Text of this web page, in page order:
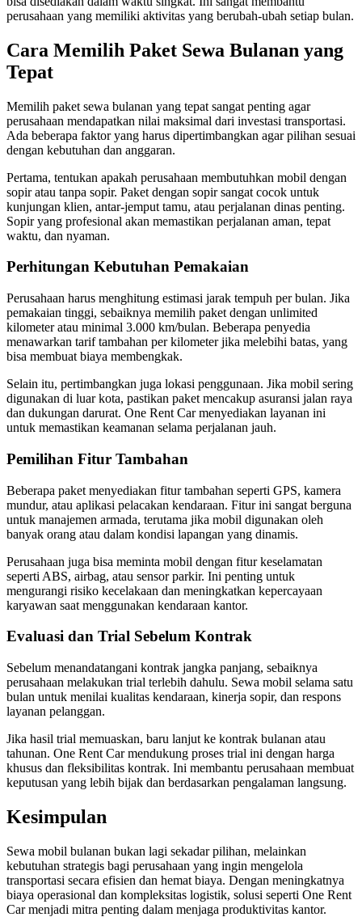
perusahaan yang memiliki aktivitas yang berubah-ubah setiap bulan.
Cara Memilih Paket Sewa Bulanan yang
Tepat
Memilih paket sewa bulanan yang tepat sangat penting agar
perusahaan mendapatkan nilai maksimal dari investasi transportasi.
Ada beberapa faktor yang harus dipertimbangkan agar pilihan sesuai
dengan kebutuhan dan anggaran.
Pertama, tentukan apakah perusahaan membutuhkan mobil dengan
sopir atau tanpa sopir. Paket dengan sopir sangat cocok untuk
kunjungan klien, antar-jemput tamu, atau perjalanan dinas penting.
Sopir yang profesional akan memastikan perjalanan aman, tepat
waktu, dan nyaman.
Perhitungan Kebutuhan Pemakaian
Perusahaan harus menghitung estimasi jarak tempuh per bulan. Jika
pemakaian tinggi, sebaiknya memilih paket dengan unlimited
kilometer atau minimal 3.000 km/bulan. Beberapa penyedia
menawarkan tarif tambahan per kilometer jika melebihi batas, yang
bisa membuat biaya membengkak.
Selain itu, pertimbangkan juga lokasi penggunaan. Jika mobil sering
digunakan di luar kota, pastikan paket mencakup asuransi jalan raya
dan dukungan darurat. One Rent Car menyediakan layanan ini
untuk memastikan keamanan selama perjalanan jauh.
Pemilihan Fitur Tambahan
Beberapa paket menyediakan fitur tambahan seperti GPS, kamera
mundur, atau aplikasi pelacakan kendaraan. Fitur ini sangat berguna
untuk manajemen armada, terutama jika mobil digunakan oleh
banyak orang atau dalam kondisi lapangan yang dinamis.
Perusahaan juga bisa meminta mobil dengan fitur keselamatan
seperti ABS, airbag, atau sensor parkir. Ini penting untuk
mengurangi risiko kecelakaan dan meningkatkan kepercayaan
karyawan saat menggunakan kendaraan kantor.
Evaluasi dan Trial Sebelum Kontrak
Sebelum menandatangani kontrak jangka panjang, sebaiknya
perusahaan melakukan trial terlebih dahulu. Sewa mobil selama satu
bulan untuk menilai kualitas kendaraan, kinerja sopir, dan respons
layanan pelanggan.
Jika hasil trial memuaskan, baru lanjut ke kontrak bulanan atau
tahunan. One Rent Car mendukung proses trial ini dengan harga
khusus dan fleksibilitas kontrak. Ini membantu perusahaan membuat
keputusan yang lebih bijak dan berdasarkan pengalaman langsung.
Kesimpulan
Sewa mobil bulanan bukan lagi sekadar pilihan, melainkan
kebutuhan strategis bagi perusahaan yang ingin mengelola
transportasi secara efisien dan hemat biaya. Dengan meningkatnya
biaya operasional dan kompleksitas logistik, solusi seperti One Rent
Car menjadi mitra penting dalam menjaga produktivitas kantor.